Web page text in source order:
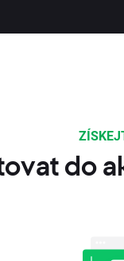
do